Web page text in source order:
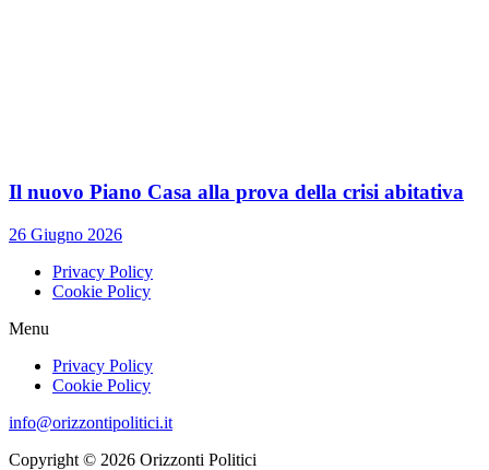
Il nuovo Piano Casa alla prova della crisi abitativa
26 Giugno 2026
Privacy Policy
Cookie Policy
Menu
Privacy Policy
Cookie Policy
info@orizzontipolitici.it
Copyright © 2026 Orizzonti Politici